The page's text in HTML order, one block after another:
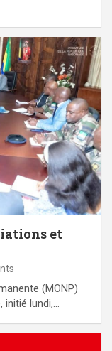
et
(MONP)
initié lundi,…